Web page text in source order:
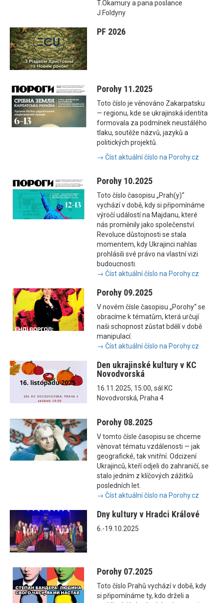
T.Okamury a pana poslance
J.Foldyny
PF 2026
Porohy 11.2025
Toto číslo je věnováno Zakarpatsku
— regionu, kde se ukrajinská identita
formovala za podmínek neustálého
tlaku, soutěže názvů, jazyků a
politických projektů.
→ Číst aktuální číslo na Porohy.cz
Porohy 10.2025
Toto číslo časopisu „Prah(y)“
vychází v době, kdy si připomínáme
výročí událostí na Majdanu, které
nás proměnily jako společenství.
Revoluce důstojnosti se stala
momentem, kdy Ukrajinci nahlas
prohlásili své právo na vlastní vizi
budoucnosti.
→ Číst aktuální číslo na Porohy.cz
Porohy 09.2025
V novém čísle časopisu „Porohy“ se
obracíme k tématům, která určují
naši schopnost zůstat bdělí v době
manipulací.
→ Číst aktuální číslo na Porohy.cz
Den ukrajinské kultury v KC
Novodvorská
16.11.2025, 15:00, sál KC
Novodvorská, Praha 4
Porohy 08.2025
V tomto čísle časopisu se chceme
věnovat tématu vzdálenosti — jak
geografické, tak vnitřní. Odcizení
Ukrajinců, kteří odjeli do zahraničí, se
stalo jedním z klíčových zážitků
posledních let.
→ Číst aktuální číslo na Porohy.cz
Dny kultury v Hradci Králové
6.-19.10.2025
Porohy 07.2025
Toto číslo Prahů vychází v době, kdy
si připomínáme ty, kdo drželi a